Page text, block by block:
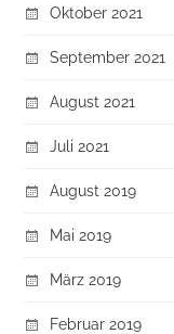
Oktober 2021
September 2021
August 2021
Juli 2021
August 2019
Mai 2019
März 2019
Februar 2019